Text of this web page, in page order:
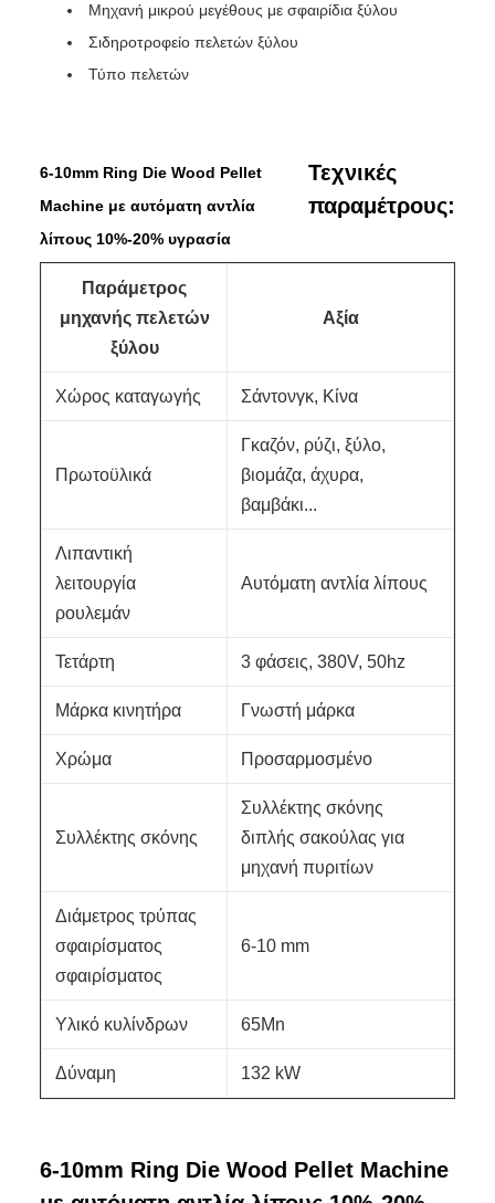
Μηχανή μικρού μεγέθους με σφαιρίδια ξύλου
Σιδηροτροφείο πελετών ξύλου
Τύπο πελετών
6-10mm Ring Die Wood Pellet
Machine με αυτόματη αντλία
λίπους 10%-20% υγρασία
Τεχνικές
παραμέτρους:
Παράμετρος
μηχανής πελετών
ξύλου
Αξία
Χώρος καταγωγής Σάντονγκ, Κίνα
Πρωτοϋλικά
Γκαζόν, ρύζι, ξύλο,
βιομάζα, άχυρα,
βαμβάκι...
Λιπαντική
λειτουργία
ρουλεμάν
Αυτόματη αντλία λίπους
Τετάρτη 3 φάσεις, 380V, 50hz
Μάρκα κινητήρα Γνωστή μάρκα
Χρώμα Προσαρμοσμένο
Συλλέκτης σκόνης
Συλλέκτης σκόνης
διπλής σακούλας για
μηχανή πυριτίων
Διάμετρος τρύπας
σφαιρίσματος
σφαιρίσματος
6-10 mm
Υλικό κυλίνδρων 65Mn
Δύναμη 132 kW
6-10mm Ring Die Wood Pellet Machine